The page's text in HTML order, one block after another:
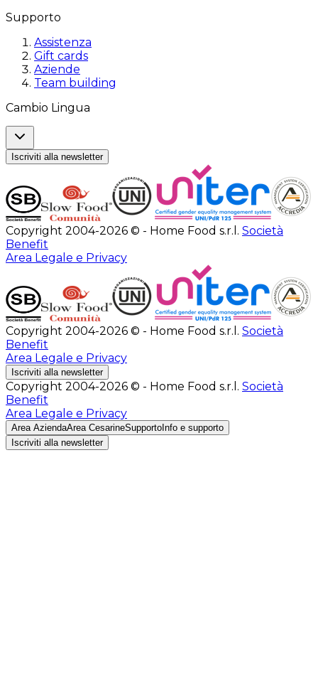
Supporto
Assistenza
Gift cards
Aziende
Team building
Cambio Lingua
Iscriviti alla newsletter
Copyright 2004-2026 © - Home Food s.r.l. Società
Benefit
Area Legale e Privacy
Copyright 2004-2026 © - Home Food s.r.l. Società
Benefit
Area Legale e Privacy
Iscriviti alla newsletter
Copyright 2004-2026 © - Home Food s.r.l. Società
Benefit
Area Legale e Privacy
Area AziendaArea CesarineSupporto Info e supporto
Iscriviti alla newsletter